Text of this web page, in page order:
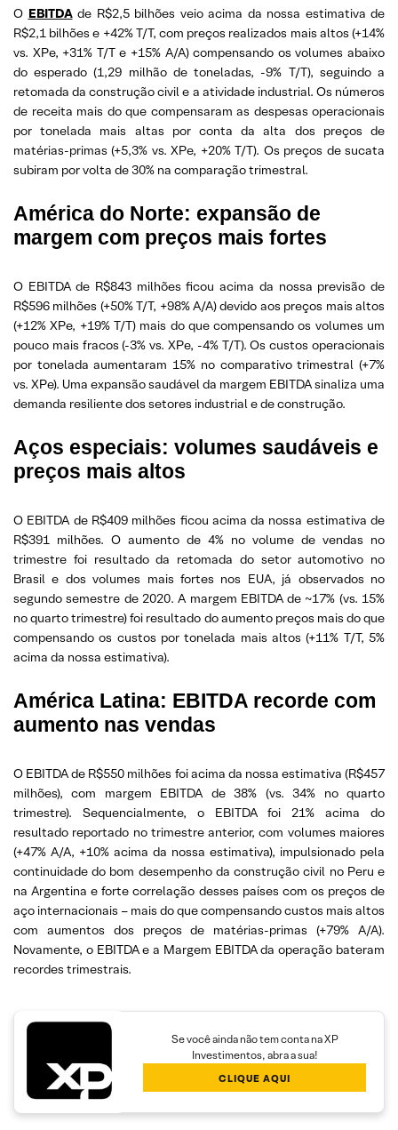
O EBITDAde R$2,5 bilhões veio acima da nossa estimativa de
R$2,1 bilhões e +42% T/T, com preços realizados mais altos (+14%
vs. XPe, +31% T/T e +15% A/A) compensando os volumes abaixo
do esperado (1,29 milhão de toneladas, -9% T/T), seguindo a
retomada da construção civil e a atividade industrial. Os números
de receita mais do que compensaram as despesas operacionais
por tonelada mais altas por conta da alta dos preços de
matérias-primas (+5,3% vs. XPe, +20% T/T). Os preços de sucata
subiram por volta de 30% na comparação trimestral.
América do Norte: expansão de
margem com preços mais fortes
O EBITDA de R$843 milhões ficou acima da nossa previsão de
R$596 milhões (+50% T/T, +98% A/A) devido aos preços mais altos
(+12% XPe, +19% T/T) mais do que compensando os volumes um
pouco mais fracos (-3% vs. XPe, -4% T/T). Os custos operacionais
por tonelada aumentaram 15% no comparativo trimestral (+7%
vs. XPe). Uma expansão saudável da margem EBITDA sinaliza uma
demanda resiliente dos setores industrial e de construção.
Aços especiais: volumes saudáveis e
preços mais altos
O EBITDA de R$409 milhões ficou acima da nossa estimativa de
R$391 milhões. O aumento de 4% no volume de vendas no
trimestre foi resultado da retomada do setor automotivo no
Brasil e dos volumes mais fortes nos EUA, já observados no
segundo semestre de 2020. A margem EBITDA de ~17% (vs. 15%
no quarto trimestre) foi resultado do aumento preços mais do que
compensando os custos por tonelada mais altos (+11% T/T, 5%
acima da nossa estimativa).
América Latina: EBITDA recorde com
aumento nas vendas
O EBITDA de R$550 milhões foi acima da nossa estimativa (R$457
milhões), com margem EBITDA de 38% (vs. 34% no quarto
trimestre). Sequencialmente, o EBITDA foi 21% acima do
resultado reportado no trimestre anterior, com volumes maiores
(+47% A/A, +10% acima da nossa estimativa), impulsionado pela
continuidade do bom desempenho da construção civil no Peru e
na Argentina e forte correlação desses países com os preços de
aço internacionais – mais do que compensando custos mais altos
com aumentos dos preços de matérias-primas (+79% A/A).
Novamente, o EBITDA e a Margem EBITDA da operação bateram
recordes trimestrais.
Se você ainda não tem conta na XP
Investimentos, abra a sua!
CLIQUE AQUI